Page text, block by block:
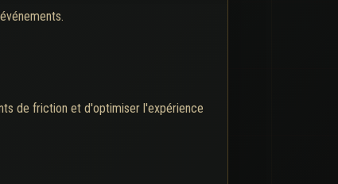
de friction et d'optimiser l'expérience